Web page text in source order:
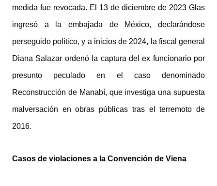
medida fue revocada. El 13 de diciembre de 2023 Glas
ingresó a la embajada de México, declarándose
perseguido político, y a inicios de 2024, la fiscal general
Diana Salazar ordenó la captura del ex funcionario por
presunto peculado en el caso denominado
Reconstrucción de Manabí, que investiga una supuesta
malversación en obras públicas tras el terremoto de
2016.
Casos de violaciones a la Convención de Viena